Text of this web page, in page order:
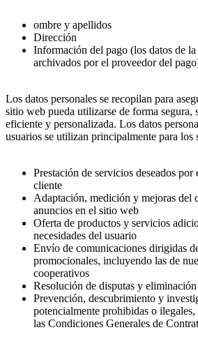
ombre y apellidos
Dirección
Información del pago (los datos de la
archivados por el proveedor del
Los datos personales se recopilan para
sitio web pueda utilizarse de forma segura,
eficiente y personalizada. Los datos
usuarios se utilizan principalmente para los
Prestación de servicios deseados
cliente
Adaptación, medición y mejoras del
anuncios en el sitio web
Oferta de productos y servicios
necesidades del usuario
Envío de comunicaciones dirigidas
promocionales, incluyendo las de
cooperativos
Resolución de disputas y
Prevención, descubrimiento y
potencialmente prohibidas o
las Condiciones Generales de